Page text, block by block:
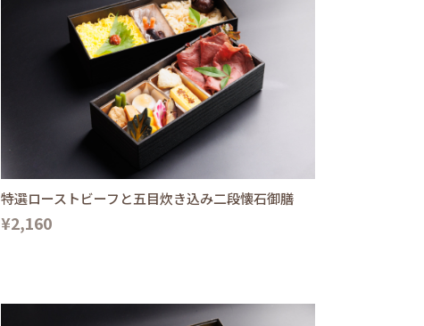
特選ローストビーフと五目炊き込み二段懐石御膳
¥2,160